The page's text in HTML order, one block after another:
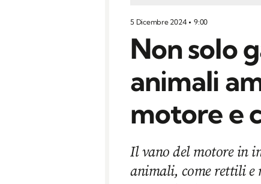
5 Dicembre 2024 9:00
Non solo
animali
motore e
Il vano del motore in
animali, come rettili e